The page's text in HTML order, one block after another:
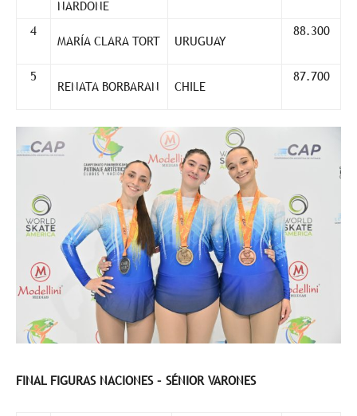
NARDONE
4
MARÍA CLARA TORT URUGUAY
88.300
5
RENATA BORBARAN CHILE
87.700
FINAL FIGURAS NACIONES – SÉNIOR VARONES